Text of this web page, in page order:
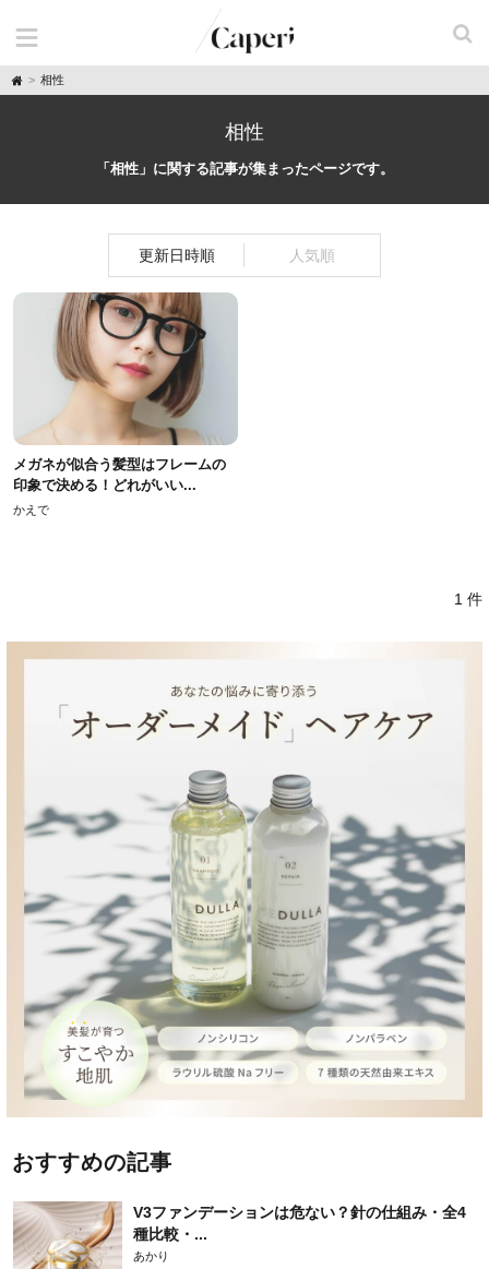
H
o
相性
相性
「相性」に関する記事が集まったページです。
更新日時順 人気順
メガネが似合う髪型はフレームの
印象で決める！どれがいい...
かえで
1 件
おすすめの記事
V3ファンデーションは危ない？針の仕組み・全4
種比較・...
あかり